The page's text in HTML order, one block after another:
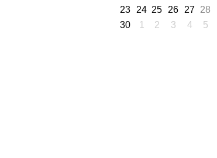
23
24 25 26 27 28
30
1 2 3 4 5